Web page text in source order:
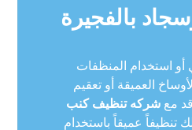
بالفجيرة
أو استخدام المنظفات
العميقة أو تعقيم
معشركه تنظيف كنب
تنظيفاً عميقاً باستخدام